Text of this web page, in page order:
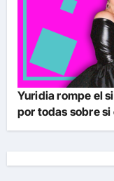
Yuridia rompe el
por todas sobre